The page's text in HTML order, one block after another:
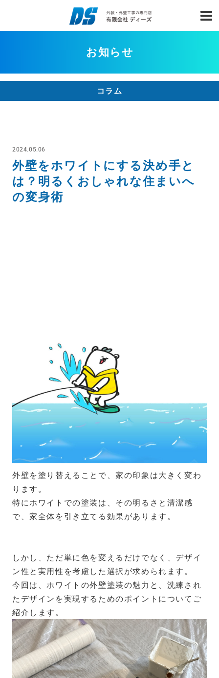
お知らせ
コラム
2024.05.06
外壁をホワイトにする決め手と
は？明るくおしゃれな住まいへ
の変身術
外壁を塗り替えることで、家の印象は大きく変わ
ります。
特にホワイトでの塗装は、その明るさと清潔感
で、家全体を引き立てる効果があります。
しかし、ただ単に色を変えるだけでなく、デザイ
ン性と実用性を考慮した選択が求められます。
今回は、ホワイトの外壁塗装の魅力と、洗練され
たデザインを実現するためのポイントについてご
紹介します。